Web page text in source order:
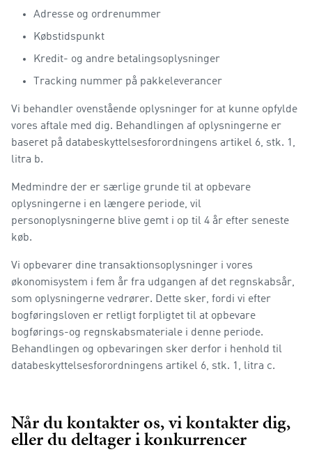
Adresse og ordrenummer
Købstidspunkt
Kredit- og andre betalingsoplysninger
Tracking nummer på pakkeleverancer
Vi behandler ovenstående oplysninger for at kunne opfylde
vores aftale med dig. Behandlingen af oplysningerne er
baseret på databeskyttelsesforordningens artikel 6, stk. 1,
litra b.
Medmindre der er særlige grunde til at opbevare
oplysningerne i en længere periode, vil
personoplysningerne blive gemt i op til 4 år efter seneste
køb.
Vi opbevarer dine transaktionsoplysninger i vores
økonomisystem i fem år fra udgangen af det regnskabsår,
som oplysningerne vedrører. Dette sker, fordi vi efter
bogføringsloven er retligt forpligtet til at opbevare
bogførings-og regnskabsmateriale i denne periode.
Behandlingen og opbevaringen sker derfor i henhold til
databeskyttelsesforordningens artikel 6, stk. 1, litra c.
Når du kontakter os, vi kontakter dig,
eller du deltager i konkurrencer